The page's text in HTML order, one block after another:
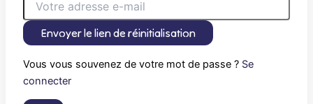
Envoyer le lien de réinitialisation
Vous vous souvenez de votre mot de passe ? Se
connecter